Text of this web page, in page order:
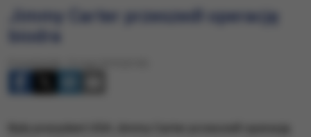
Jimmy Carter przeszedł operację
biodra